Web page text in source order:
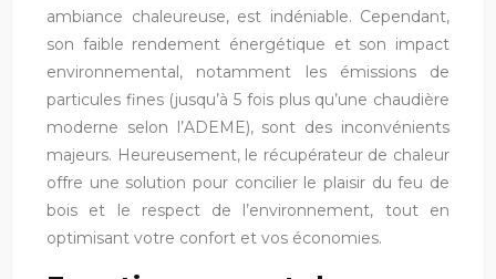
ambiance chaleureuse, est indéniable. Cependant,
son faible rendement énergétique et son impact
environnemental, notamment les émissions de
particules fines (jusqu’à 5 fois plus qu’une chaudière
moderne selon l’ADEME), sont des inconvénients
majeurs. Heureusement, le récupérateur de chaleur
offre une solution pour concilier le plaisir du feu de
bois et le respect de l’environnement, tout en
optimisant votre confort et vos économies.